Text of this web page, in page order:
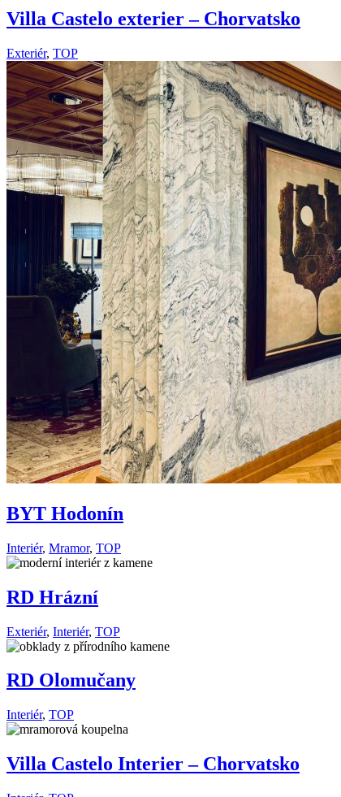
Villa Castelo exterier – Chorvatsko
Exteriér, TOP
BYT Hodonín
Interiér, Mramor, TOP
RD Hrázní
Exteriér, Interiér, TOP
RD Olomučany
Interiér, TOP
Villa Castelo Interier – Chorvatsko